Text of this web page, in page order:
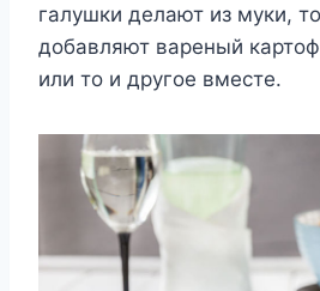
галушки делают из муки,
добавляют вареный
или то и другое вместе.